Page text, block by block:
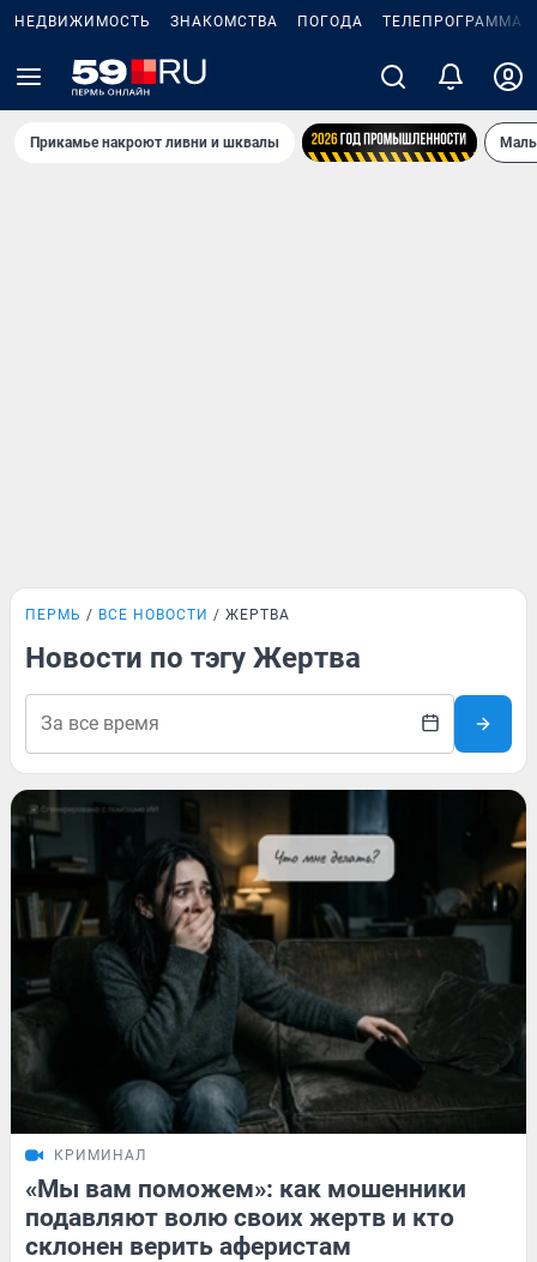
НЕДВИЖИМОСТЬ ЗНАКОМСТВА ПОГОДА ТЕЛЕПРОГРАММА
Прикамье накроют ливни и шквалы
ПЕРМЬ ВСЕ НОВОСТИ ЖЕРТВА
Новости по тэгу Жертва
КРИМИНАЛ
«Мы вам поможем»: как мошенники
подавляют волю своих жертв и кто
склонен верить аферистам